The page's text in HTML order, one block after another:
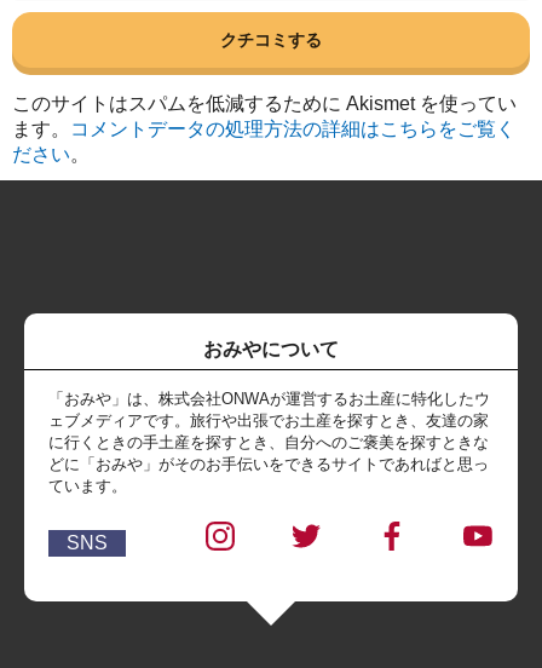
このサイトはスパムを低減するために Akismet を使ってい
ます。
コメントデータの処理方法の詳細はこちらをご覧く
ださい。
おみやについて
「おみや」は、株式会社ONWAが運営するお土産に特化したウ
ェブメディアです。旅行や出張でお土産を探すとき、友達の家
に行くときの手土産を探すとき、自分へのご褒美を探すときな
どに「おみや」がそのお手伝いをできるサイトであればと思っ
ています。
SNS